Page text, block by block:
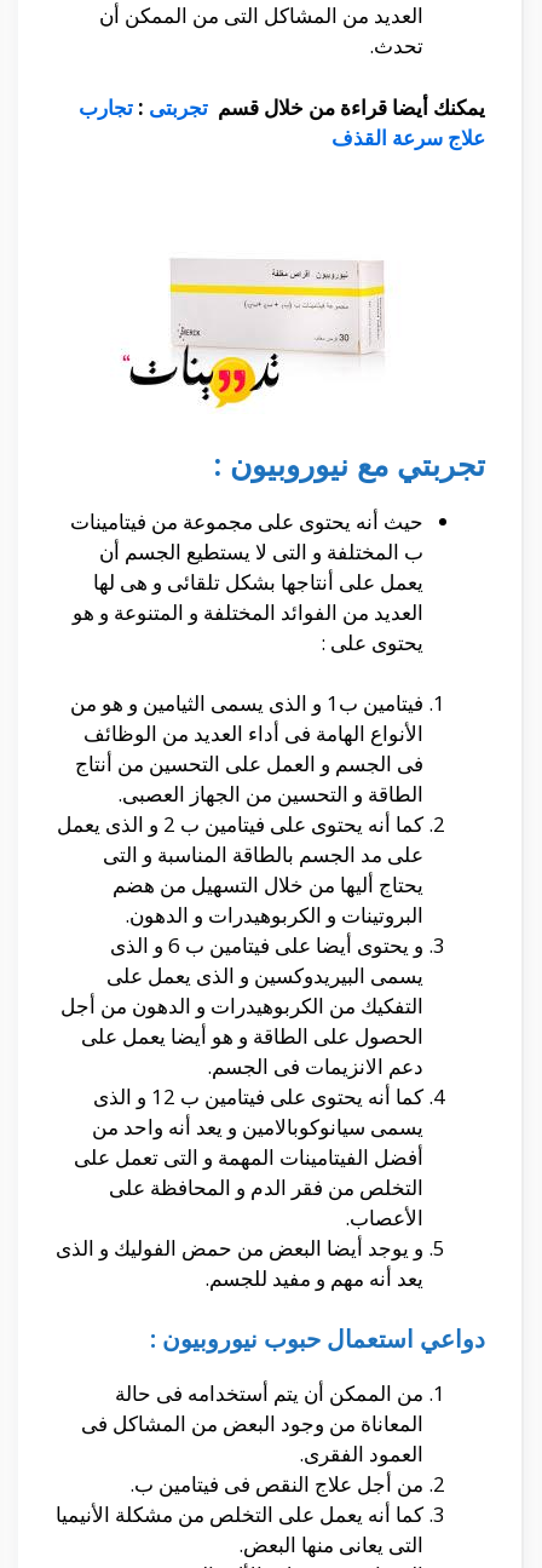
العديد من المشاكل التى من الممكن أن
تحدث.
يمكنك أيضا قراءة من خلال قسم تجربتى : تجارب
علاج سرعة القذف
تجربتي مع نيوروبيون :
حيث أنه يحتوى على مجموعة من فيتامينات
ب المختلفة و التى لا يستطيع الجسم أن
يعمل على أنتاجها بشكل تلقائى و هى لها
العديد من الفوائد المختلفة و المتنوعة و هو
يحتوى على :
فيتامين ب1 و الذى يسمى الثيامين و هو من
الأنواع الهامة فى أداء العديد من الوظائف
فى الجسم و العمل على التحسين من أنتاج
الطاقة و التحسين من الجهاز العصبى.
كما أنه يحتوى على فيتامين ب 2 و الذى يعمل
على مد الجسم بالطاقة المناسبة و التى
يحتاج أليها من خلال التسهيل من هضم
البروتينات و الكربوهيدرات و الدهون.
و يحتوى أيضا على فيتامين ب 6 و الذى
يسمى البيريدوكسين و الذى يعمل على
التفكيك من الكربوهيدرات و الدهون من أجل
الحصول على الطاقة و هو أيضا يعمل على
دعم الانزيمات فى الجسم.
كما أنه يحتوى على فيتامين ب 12 و الذى
يسمى سيانوكوبالامين و يعد أنه واحد من
أفضل الفيتامينات المهمة و التى تعمل على
التخلص من فقر الدم و المحافظة على
الأعصاب.
و يوجد أيضا البعض من حمض الفوليك و الذى
يعد أنه مهم و مفيد للجسم.
دواعي استعمال حبوب نيوروبيون :
من الممكن أن يتم أستخدامه فى حالة
المعاناة من وجود البعض من المشاكل فى
العمود الفقرى.
من أجل علاج النقص فى فيتامين ب.
كما أنه يعمل على التخلص من مشكلة الأنيميا
التى يعانى منها البعض.